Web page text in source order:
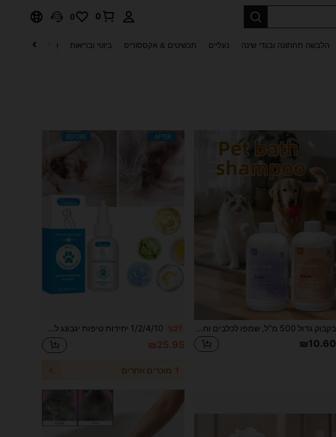
0
0
הלבשה תחתונה ובגדי שינה נעליים תכשיטים & אקססוריס ביוטי ובריאות טקסטיל לבית
₪10.60
%21
₪25.95
1 מוכרים אחרים